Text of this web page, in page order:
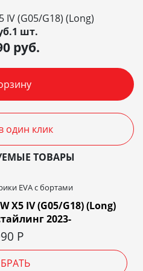
IV (G05/G18) (Long)
шт.
руб.
один клик
ТОВАРЫ
EVA c бортами
X5 IV (G05/G18) (Long)
2023-
Р